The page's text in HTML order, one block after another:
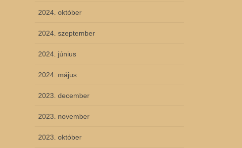
2024. október
2024. szeptember
2024. június
2024. május
2023. december
2023. november
2023. október